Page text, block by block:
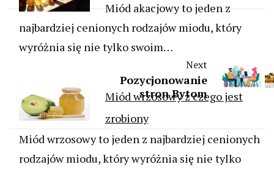
Miód akacjowy to jeden z
najbardziej cenionych rodzajów miodu, który
wyróżnia się nie tylko swoim…
Miód wrzosowy z czego jest
zrobiony
Miód wrzosowy to jeden z najbardziej cenionych
rodzajów miodu, który wyróżnia się nie tylko
Next
Pozycjonowanie
stron Bytom